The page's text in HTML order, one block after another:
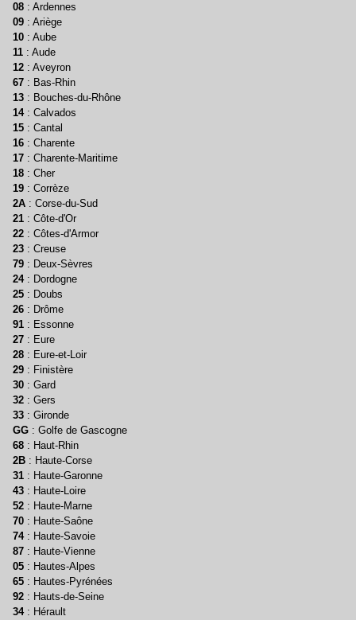
08 : Ardennes
09 : Ariège
10 : Aube
11 : Aude
12 : Aveyron
67 : Bas-Rhin
13 : Bouches-du-Rhône
14: Calvados
15 : Cantal
16 : Charente
17 : Charente-Maritime
18 : Cher
19 : Corrèze
2A : Corse-du-Sud
21 : Côte-d'Or
22 : Côtes-d'Armor
23 : Creuse
79 : Deux-Sèvres
24: Dordogne
25 : Doubs
26 : Drôme
91 : Essonne
27 : Eure
28 : Eure-et-Loir
29 : Finistère
30 : Gard
32 : Gers
33 : Gironde
GG : Golfe de Gascogne
68 : Haut-Rhin
2B : Haute-Corse
31 : Haute-Garonne
43 : Haute-Loire
52 : Haute-Marne
70 : Haute-Saône
74: Haute-Savoie
87 : Haute-Vienne
05 : Hautes-Alpes
65 : Hautes-Pyrénées
92 : Hauts-de-Seine
34: Hérault